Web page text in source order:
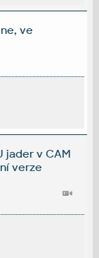
ve
jader v CAM
verze